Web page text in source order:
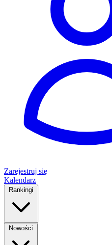
Zarejestruj się
Kalendarz
Rankingi
Nowości